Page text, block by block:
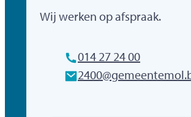
Gemeente Mol
Wij werken op afspraak.
014 27 24 00
E-mailadres
2400@